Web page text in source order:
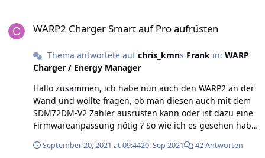
WARP2 Charger Smart auf Pro aufrüsten
Thema antwortete aufchris_kmns Frankin: WARP
Charger / Energy Manager
Hallo zusammen, ich habe nun auch den WARP2 an der
Wand und wollte fragen, ob man diesen auch mit dem
SDM72DM-V2 Zähler ausrüsten kann oder ist dazu eine
Firmwareanpassung nötig ? So wie ich es gesehen habe
Grüße, Chris
September 20, 2021 at 09:4420. Sep 2021 42 Antworten